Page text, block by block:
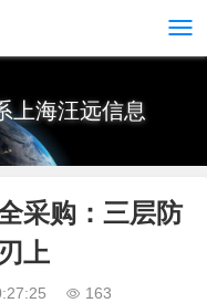
上海汪远信息
采购：三层防
上
163